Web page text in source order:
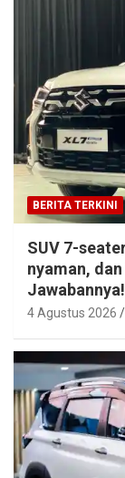
BERITA TERKINI
SUV 7-
nyaman,
Jawabannya!
4 Agustus 2026